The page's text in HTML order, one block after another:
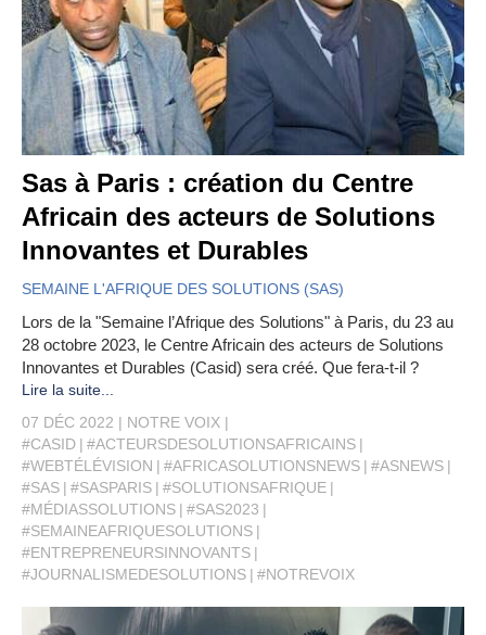
Sas à Paris : création du Centre
Africain des acteurs de Solutions
Innovantes et Durables
SEMAINE L'AFRIQUE DES SOLUTIONS (SAS)
Lors de la "Semaine l’Afrique des Solutions" à Paris, du 23 au
28 octobre 2023, le Centre Africain des acteurs de Solutions
Innovantes et Durables (Casid) sera créé. Que fera-t-il ?
Lire la suite...
07 DÉC 2022
NOTRE VOIX
#CASID
#ACTEURSDESOLUTIONSAFRICAINS
#WEBTÉLÉVISION
#AFRICASOLUTIONSNEWS
#ASNEWS
#SAS
#SASPARIS
#SOLUTIONSAFRIQUE
#MÉDIASSOLUTIONS
#SAS2023
#SEMAINEAFRIQUESOLUTIONS
#ENTREPRENEURSINNOVANTS
#JOURNALISMEDESOLUTIONS
#NOTREVOIX